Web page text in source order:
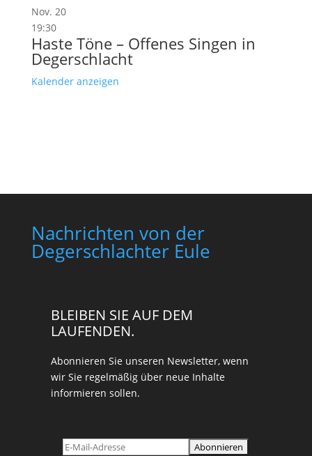
Nov. 20
19:30
Haste Töne – Offenes Singen in
Degerschlacht
Kalender anzeigen
Nachrichten von der
Degerschlachter Eule
BLEIBEN SIE AUF DEM
LAUFENDEN.
Abonnieren Sie unseren Newsletter, wenn
wir Sie regelmäßig über neue Inhalte
informieren sollen.